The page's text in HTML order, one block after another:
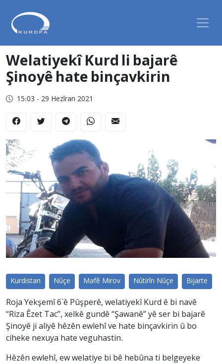
Welatiyekî Kurd li bajarê
Şinoyê hate binçavkirin
15:03 - 29 Hezîran 2021
Kurdistan Nûçe Mafê Mirov Nûtirîn Nûçe Bijarte
Roja Yekşemî 6`ê Pûşperê, welatiyekî Kurd ê bi navê
“Riza Êzet Tac”, xelkê gundê “Şawanê” yê ser bi bajarê
Şinoyê ji aliyê hêzên ewlehî ve hate binçavkirin û bo
ciheke nexuya hate veguhastin.
Hêzên ewlehî, ew welatiye bi bê hebûna ti belgeyeke